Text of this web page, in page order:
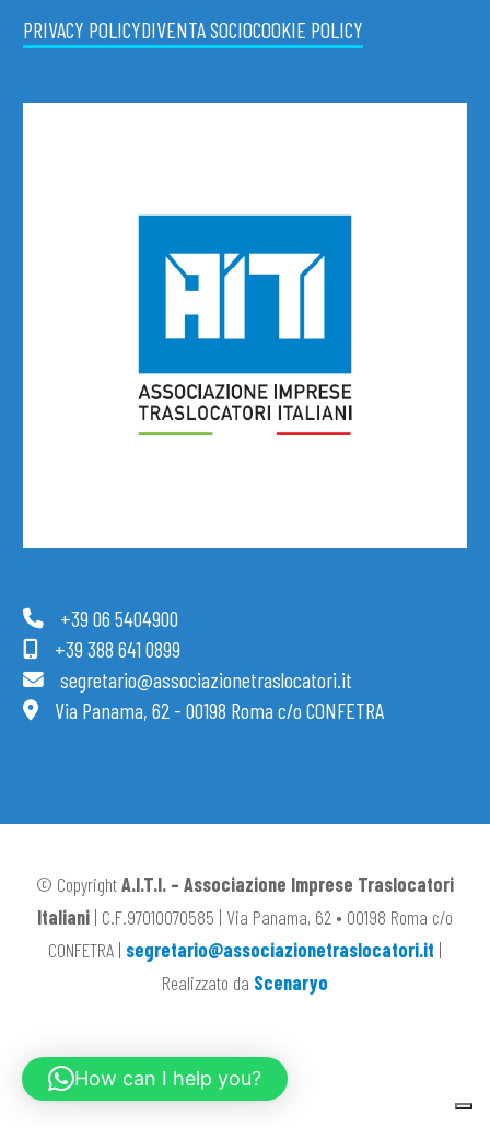
PRIVACY POLICYDIVENTA SOCIOCOOKIE POLICY
+39 06 5404900
+39 388 641 0899
segretario@associazionetraslocatori.it
Via Panama, 62 - 00198 Roma c/o CONFETRA
© CopyrightA.I.T.I. – Associazione Imprese Traslocatori
Italiani | C.F.97010070585 | Via Panama, 62 • 00198 Roma c/o
CONFETRA | segretario@associazionetraslocatori.it |
Realizzato da Scenaryo
How can I help you?